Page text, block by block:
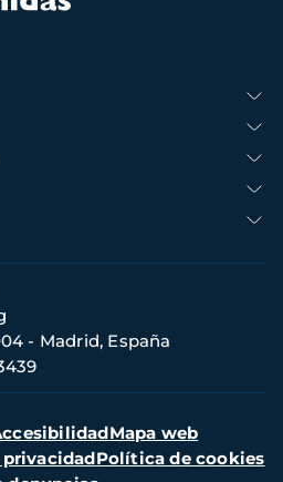
- Madrid, España
Mapa web
Política de cookies